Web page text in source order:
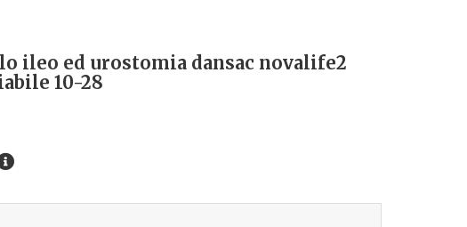
ileo ed urostomia dansac novalife2
10-28